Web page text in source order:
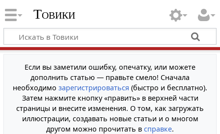
Товики
Если вы заметили ошибку, опечатку, или можете
дополнить статью — правьте смело! Сначала
необходимо зарегистрироваться (быстро и бесплатно).
Затем нажмите кнопку «править» в верхней части
страницы и внесите изменения. О том, как загружать
иллюстрации, создавать новые статьи и о многом
другом можно прочитать в справке.